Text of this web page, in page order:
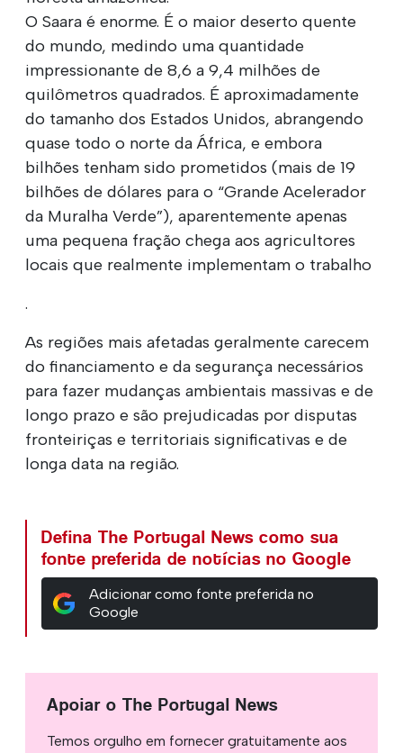
O Saara é enorme. É o maior deserto quente
do mundo, medindo uma quantidade
impressionante de 8,6 a 9,4 milhões de
quilômetros quadrados. É aproximadamente
do tamanho dos Estados Unidos, abrangendo
quase todo o norte da África, e embora
bilhões tenham sido prometidos (mais de 19
bilhões de dólares para o “Grande Acelerador
da Muralha Verde”), aparentemente apenas
uma pequena fração chega aos agricultores
locais que realmente implementam o trabalho
.
As regiões mais afetadas geralmente carecem
do financiamento e da segurança necessários
para fazer mudanças ambientais massivas e de
longo prazo e são prejudicadas por disputas
fronteiriças e territoriais significativas e de
longa data na região.
Defina The Portugal News como sua
fonte preferida de notícias no Google
Adicionar como fonte preferida no
Google
Apoiar o The Portugal News
Temos orgulho em fornecer gratuitamente aos